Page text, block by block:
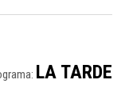
LA TARDE